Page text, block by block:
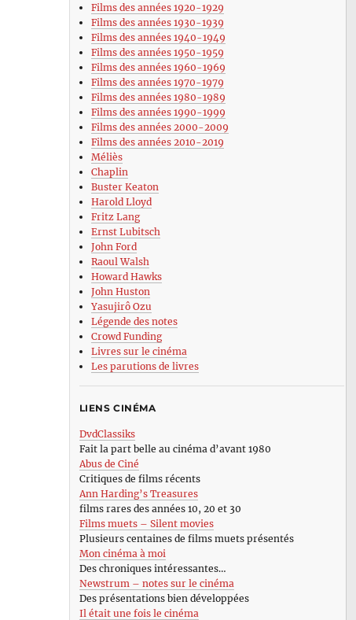
Films des années 1920-1929
Films des années 1930-1939
Films des années 1940-1949
Films des années 1950-1959
Films des années 1960-1969
Films des années 1970-1979
Films des années 1980-1989
Films des années 1990-1999
Films des années 2000-2009
Films des années 2010-2019
Méliès
Chaplin
Buster Keaton
Harold Lloyd
Fritz Lang
Ernst Lubitsch
John Ford
Raoul Walsh
Howard Hawks
John Huston
Yasujirô Ozu
Légende des notes
Crowd Funding
Livres sur le cinéma
Les parutions de livres
LIENS CINÉMA
DvdClassiks
Fait la part belle au cinéma d’avant 1980
Abus de Ciné
Critiques de films récents
Ann Harding’s Treasures
films rares des années 10, 20 et 30
Films muets – Silent movies
Plusieurs centaines de films muets présentés
Mon cinéma à moi
Des chroniques intéressantes…
Newstrum – notes sur le cinéma
Des présentations bien développées
Il était une fois le cinéma